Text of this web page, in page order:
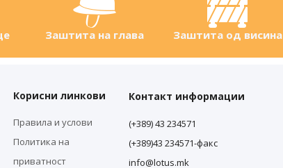
Заштита на глава Заштита од висина
Контакт информации
(+389) 43 234571
(+389)43 234571-факс
info@lotus.mk
Корисни линкови
Правила и услови
Политика на
приватност